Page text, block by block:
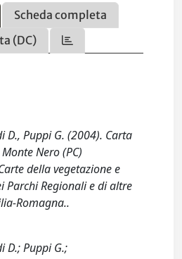
Scheda completa
(DC)
D., Puppi G. (2004). Carta
Nero (PC)
della vegetazione e
Parchi Regionali e di altre
Romagna..
D.; Puppi G.;